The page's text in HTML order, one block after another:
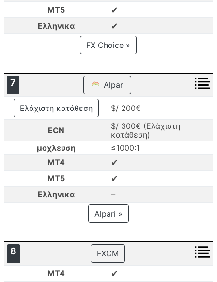
MT5 ✔
Ελληνικα ✔
FX Choice »
7 Alpari
Ελάχιστη κατάθεση $/ 200€
ECN
$/ 300€ (Ελάχιστη
κατάθεση)
μοχλευση
≤1000:1
MT4
✔
MT5 ✔
Ελληνικα –
Alpari »
8 FXCM
MT4 ✔